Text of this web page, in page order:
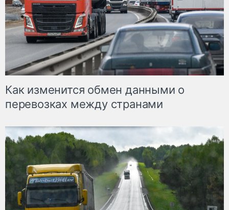
Как изменится обмен данными о
перевозках между странами